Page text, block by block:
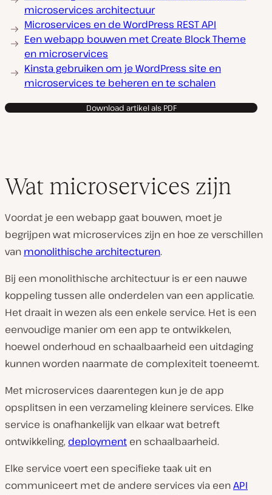
microservices architectuur
Microservices en de WordPress REST API
Een webapp bouwen met Create Block Theme
en microservices
Kinsta gebruiken om je WordPress site en
microservices te beheren en te schalen
Download artikel als PDF
Wat microservices zijn
Voordat je een webapp gaat bouwen, moet je
begrijpen wat microservices zijn en hoe ze verschillen
van monolithische architecturen.
Bij een monolithische architectuur is er een nauwe
koppeling tussen alle onderdelen van een applicatie.
Het draait in wezen als een enkele service. Het is een
eenvoudige manier om een app te ontwikkelen,
hoewel onderhoud en schaalbaarheid een uitdaging
kunnen worden naarmate de complexiteit toeneemt.
Met microservices daarentegen kun je de app
opsplitsen in een verzameling kleinere services. Elke
service is onafhankelijk van elkaar wat betreft
ontwikkeling, deployment en schaalbaarheid.
Elke service voert een specifieke taak uit en
communiceert met de andere services via eenAPI